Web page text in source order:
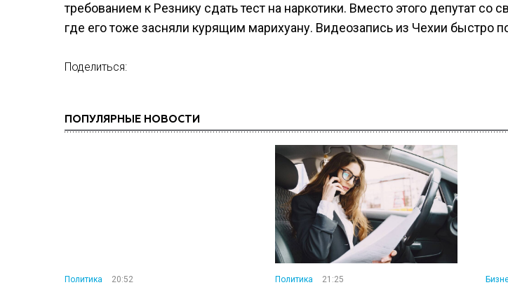
требованием к Резнику сдать тест на наркотики. Вместо этого депутат со
где его тоже засняли курящим марихуану. Видеозапись из Чехии быстро
Поделиться:
ПОПУЛЯРНЫЕ НОВОСТИ
Политика 20:52 Политика 21:25